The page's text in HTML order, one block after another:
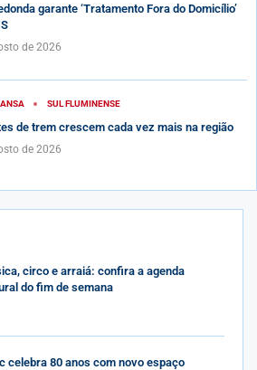
circo e arraiá: confira a agenda
do fim de semana
celebra 80 anos com novo espaço
garante ‘Tratamento Fora do Domicílio’
de 2026
SUL FLUMINENSE
de trem crescem cada vez mais na região
de 2026